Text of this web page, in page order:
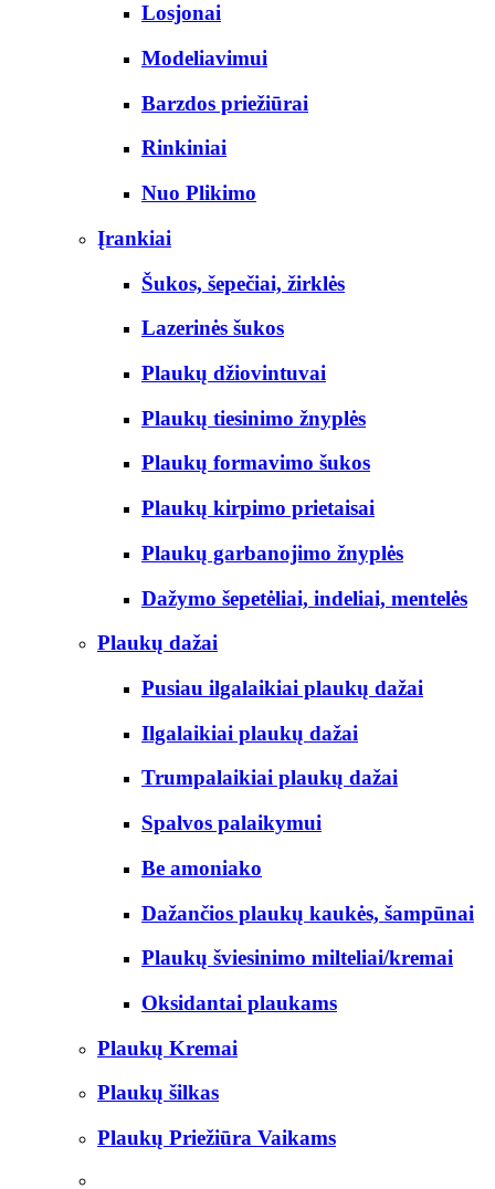
Losjonai
Modeliavimui
Barzdos priežiūrai
Rinkiniai
Nuo Plikimo
Įrankiai
Šukos, šepečiai, žirklės
Lazerinės šukos
Plaukų džiovintuvai
Plaukų tiesinimo žnyplės
Plaukų formavimo šukos
Plaukų kirpimo prietaisai
Plaukų garbanojimo žnyplės
Dažymo šepetėliai, indeliai, mentelės
Plaukų dažai
Pusiau ilgalaikiai plaukų dažai
Ilgalaikiai plaukų dažai
Trumpalaikiai plaukų dažai
Spalvos palaikymui
Be amoniako
Dažančios plaukų kaukės, šampūnai
Plaukų šviesinimo milteliai/kremai
Oksidantai plaukams
Plaukų Kremai
Plaukų šilkas
Plaukų Priežiūra Vaikams